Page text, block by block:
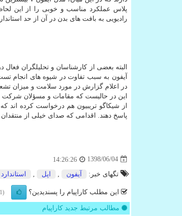
پلاس عملكرد مناسب و خوبی را از این
رادیویی به بافت های بدن در آن از حد
البته بعضی از كارشناسان و تحلیلگران
آیفون به سبب تفاوت در شیوه های انجام
در اعلام گزارش در مورد سلامت و میزان
این در حالیست كه مقامات و مسؤلان شركت
از شیكاگو تریبیون هم درخواست كرده
پاسخ دهند. اقدامی كه صدای خیلی از
1398/06/04
14:26:26
تگهای خبر: آیفون اپل استاندارد
این مطلب کاراپیام را پسندیدین؟ (1)
مطالب مرتبط جدید کاراپیام